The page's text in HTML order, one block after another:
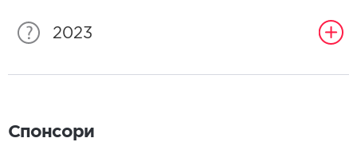
2023
Спонсори